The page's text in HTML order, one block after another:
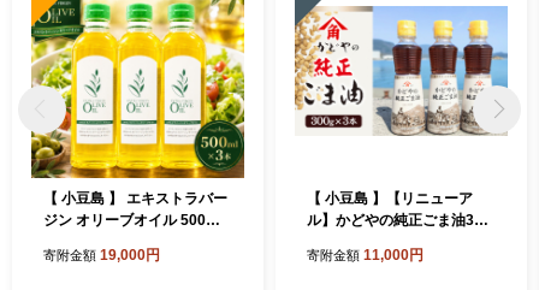
【 小豆島 】 エキストラバー
ジン オリーブオイル 500ml
油 パスタ サラダ ドレッシン
寄附金額 19,000円
【 小豆島 】【リニューア
ル】かどやの純正ごま油300
ジナルラベル 食用油 調味料
寄附金額 11,000円